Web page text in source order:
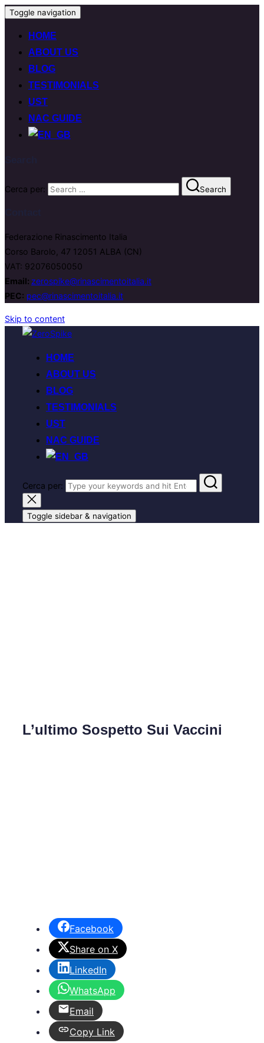
Toggle navigation
HOME
ABOUT US
BLOG
TESTIMONIALS
UST
NAC GUIDE
Cerca per: Search
Federazione Rinascimento Italia
Corso Barolo, 47 12051 ALBA (CN)
VAT: 92076050050
Email: zerospike@rinascimentoitalia.it
PEC: pec@rinascimentoitalia.it
Skip to content
HOME
ABOUT US
BLOG
TESTIMONIALS
UST
NAC GUIDE
Cerca per:
Toggle sidebar & navigation
L’ultimo Sospetto Sui Vaccini
Facebook
Share on X
LinkedIn
WhatsApp
Email
Copy Link